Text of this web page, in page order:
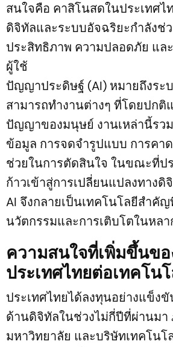
สนใจคือ คาสิโนสดในประเทศไ
ดิจิทัลและระบบอัจฉริยะกำลังช่
ประสิทธิภาพ ความปลอดภัย แล
ผู้ใช้
ปัญญาประดิษฐ์ (AI) หมายถึงระ
สามารถทำงานต่างๆ ที่โดยปกติ
ปัญญาของมนุษย์ งานเหล่านี้รวม
ข้อมูล การจดจำรูปแบบ การคา
ช่วยในการตัดสินใจ ในขณะที่ป
ก้าวเข้าสู่การเปลี่ยนแปลงทางดิ
AI จึงกลายเป็นเทคโนโลยีสำคั
นวัตกรรมและการเติบโตในหล
ความสนใจที่เพิ่มขึ้นขอ
ประเทศไทยต่อเทคโน
ประเทศไทยได้ลงทุนอย่างแข็ง
ด้านดิจิทัลในช่วงไม่กี่ปีที่ผ่านมา
มหาวิทยาลัย และบริษัทเทคโนโ